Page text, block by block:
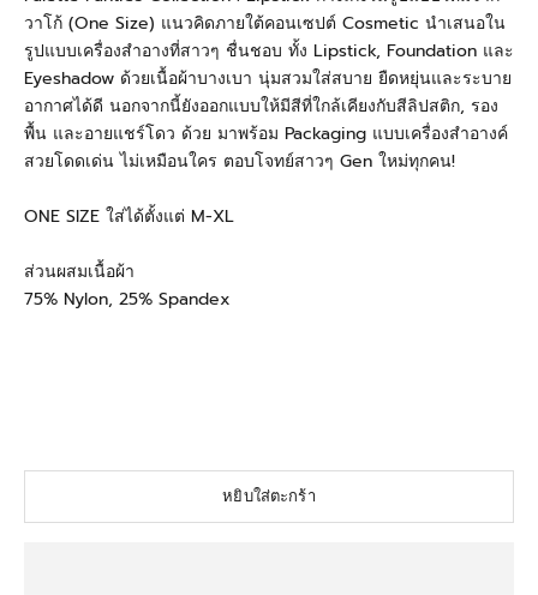
วาโก้ (One Size) แนวคิดภายใต้คอนเซปต์ Cosmetic นำเสนอใน
รูปแบบเครื่องสำอางที่สาวๆ ชื่นชอบ ทั้ง Lipstick, Foundation และ
Eyeshadow ด้วยเนื้อผ้าบางเบา นุ่มสวมใส่สบาย ยืดหยุ่นและระบาย
อากาศได้ดี นอกจากนี้ยังออกแบบให้มีสีที่ใกล้เคียงกับสีลิปสติก, รอง
พื้น และอายแชร์โดว ด้วย มาพร้อม Packaging แบบเครื่องสำอางค์
สวยโดดเด่น ไม่เหมือนใคร ตอบโจทย์สาวๆ Gen ใหม่ทุกคน!
ONE SIZE ใส่ได้ตั้งแต่ M-XL
ส่วนผสมเนื้อผ้า
75% Nylon, 25% Spandex
หยิบใส่ตะกร้า